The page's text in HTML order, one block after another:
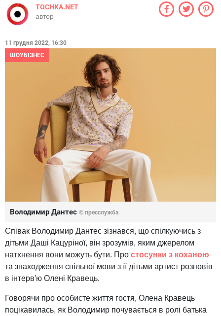
TOCHKA.NET
автор
11 грудня 2022, 16:30
ШОУБІЗНЕС
Володимир Дантес © пресслужба
Співак Володимир Дантес зізнався, що спілкуючись з
дітьми Даші Кацуріної, він зрозумів, яким джерелом
натхнення вони можуть бути. Про стосунки з коханою
та знаходження спільної мови з її дітьми артист розповів
в інтерв'ю Олені Кравець.
Говорячи про особисте життя гостя, Олена Кравець
поцікавилась, як Володимир почувається в ролі батька